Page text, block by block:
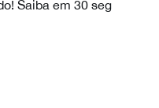
local permite
os perfis de
venda ajustadas ao
Saiba em 30 seg